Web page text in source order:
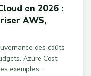
en 2026 :
AWS,
des coûts
Azure Cost
exemples